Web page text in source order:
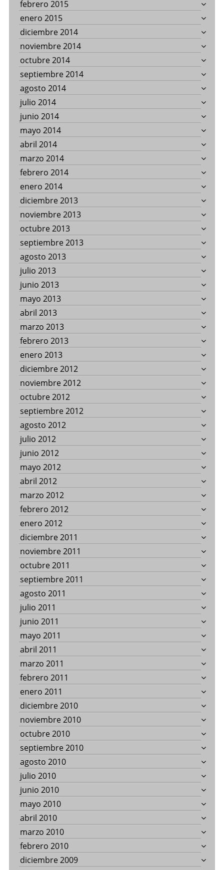
febrero 2015
enero 2015
diciembre 2014
noviembre 2014
octubre 2014
septiembre 2014
agosto 2014
julio 2014
junio 2014
mayo 2014
abril 2014
marzo 2014
febrero 2014
enero 2014
diciembre 2013
noviembre 2013
octubre 2013
septiembre 2013
agosto 2013
julio 2013
junio 2013
mayo 2013
abril 2013
marzo 2013
febrero 2013
enero 2013
diciembre 2012
noviembre 2012
octubre 2012
septiembre 2012
agosto 2012
julio 2012
junio 2012
mayo 2012
abril 2012
marzo 2012
febrero 2012
enero 2012
diciembre 2011
noviembre 2011
octubre 2011
septiembre 2011
agosto 2011
julio 2011
junio 2011
mayo 2011
abril 2011
marzo 2011
febrero 2011
enero 2011
diciembre 2010
noviembre 2010
octubre 2010
septiembre 2010
agosto 2010
julio 2010
junio 2010
mayo 2010
abril 2010
marzo 2010
febrero 2010
diciembre 2009